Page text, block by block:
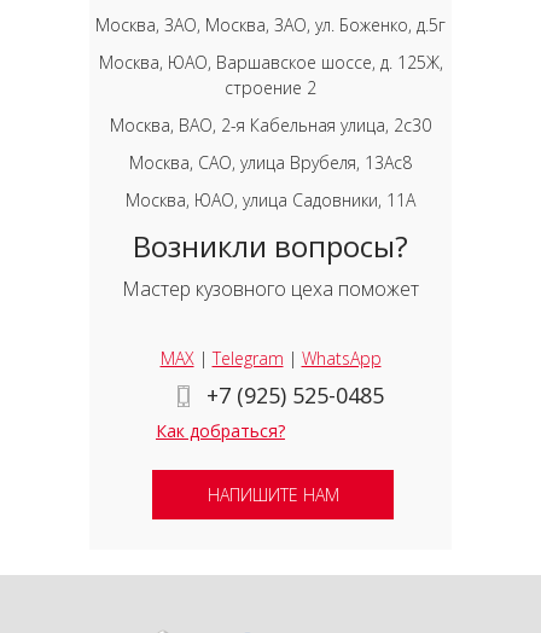
Москва, ЗАО, Москва, ЗАО, ул. Боженко, д.5г
Москва, ЮАО, Варшавское шоссе, д. 125Ж,
строение 2
Москва, ВАО, 2-я Кабельная улица, 2с30
Москва, САО, улица Врубеля, 13Ас8
Москва, ЮАО, улица Садовники, 11А
Возникли вопросы?
Мастер кузовного цеха поможет
MAX|Telegram | WhatsApp
+7 (925) 525-0485
Как добраться?
НАПИШИТЕ НАМ